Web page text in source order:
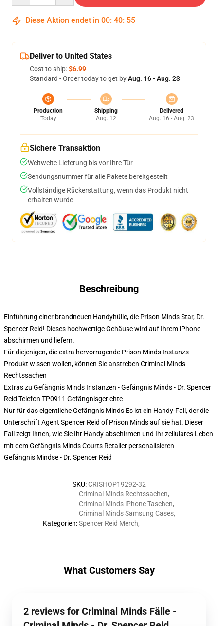
Diese Aktion endet in 00: 40: 54
Deliver to United States
Cost to ship:$6.99
Standard - Order today to get byAug. 16 - Aug. 23
Production
Today
Shipping
Aug. 12
Delivered
Aug. 16 - Aug. 23
Sichere Transaktion
Weltweite Lieferung bis vor Ihre Tür
Sendungsnummer für alle Pakete bereitgestellt
Vollständige Rückerstattung, wenn das Produkt nicht
erhalten wurde
Beschreibung
Einführung einer brandneuen Handyhülle, die Prison Minds Star, Dr.
Spencer Reid! Dieses hochwertige Gehäuse wird auf Ihrem iPhone
abschirmen und liefern.
Für diejenigen, die extra hervorragende Prison Minds Instanzs
Produkt wissen wollen, können Sie anstreben Criminal Minds
Rechtssachen
Extras zu Gefängnis Minds Instanzen - Gefängnis Minds - Dr. Spencer
Reid Telefon TP0911 Gefängnisgerichte
Nur für das eigentliche Gefängnis Minds Es ist ein Handy-Fall, der die
Unterschrift Agent Spencer Reid of Prison Minds auf sie hat. Dieser
Fall zeigt Ihnen, wie Sie Ihr Handy abschirmen und Ihr zellulares Leben
mit dem Gefängnis Minds Courts Retailer personalisieren
Gefängnis Mindse - Dr. Spencer Reid
SKU: CRISHOP19292-32
Kategorien:
Criminal Minds Rechtssachen,
Criminal Minds iPhone Taschen,
Criminal Minds Samsung Cases,
Spencer Reid Merch,
What Customers Say
2 reviews for Criminal Minds Fälle -